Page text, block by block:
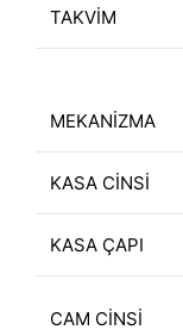
TAKVİM
MEKANİZMA
KASA CİNSİ
KASA ÇAPI
CAM CİNSİ